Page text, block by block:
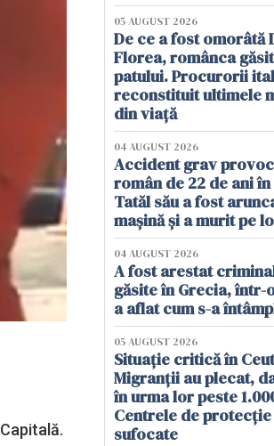
05 AUGUST 2026
De ce a fost omorâtă
Florea, românca
patului. Procurorii
reconstituit ultimele
din viață
04 AUGUST 2026
Accident grav
român de 22 de ani
Tatăl său a fost
mașină și a murit pe
04 AUGUST 2026
A fost arestat
găsite în Grecia, într-
a aflat cum s-a
05 AUGUST 2026
Situație critică în
Migranții au plecat,
în urma lor peste
Centrele de
sufocate